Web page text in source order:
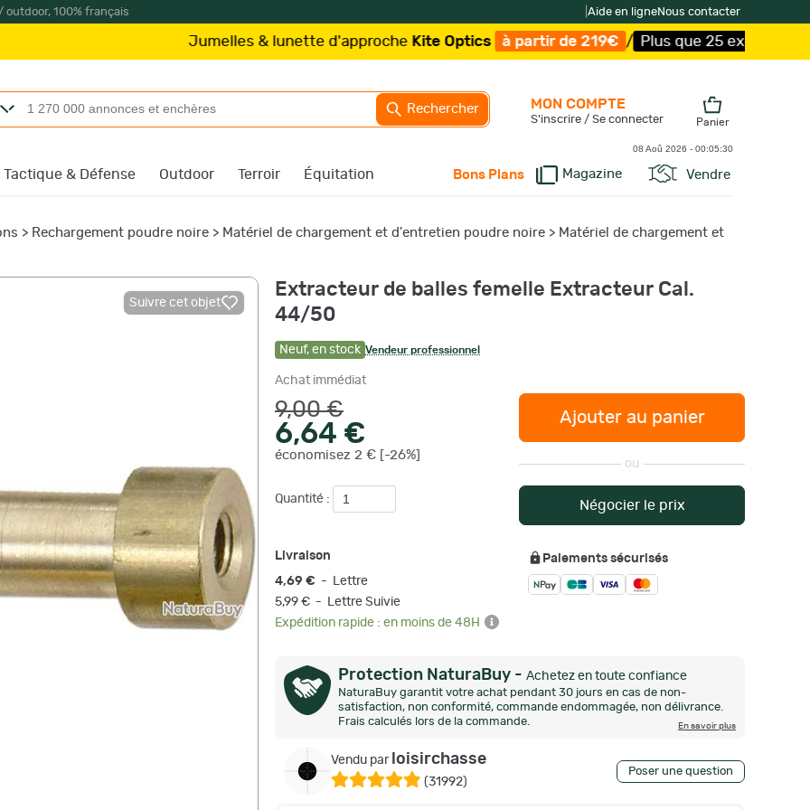
100% français Aide en ligneNous contacter
Jumelles & lunette d'approcheKite Optics à partir de 219€ / Plus que 25 exemplaires !
Rechercher
Tactique & Défense Outdoor Terroir Équitation Bons Plans Magazine Vendre
MON COMPTE
S'inscrire / Se connecter Panier
08 Aoû 2026 - 00:05:30
> Rechargement poudre noire > Matériel de chargement et d'entretien poudre noire > Matériel de chargement et
Suivre cet objet
Extracteur de balles femelle Extracteur Cal.
44/50
Neuf, en stock Vendeur professionnel
Achat immédiat
9,00 €
6,64 €
économisez 2 € [-26%]
Quantité :
Ajouter au panier
ou
Négocier le prix
Livraison
4,69 € - Lettre
5,99 € - Lettre Suivie
Expédition rapide : en moins de 48H
Paiements sécurisés
Protection NaturaBuy - Achetez en toute confiance
NaturaBuy garantit votre achat pendant 30 jours en cas de non-
satisfaction, non conformité, commande endommagée, non délivrance.
Frais calculés lors de la commande.
En savoir plus
Vendu par loisirchasse
(31992)
Poser une question